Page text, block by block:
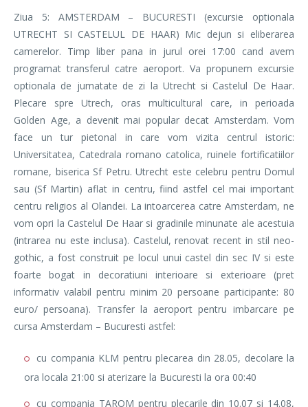
Ziua 5: AMSTERDAM – BUCURESTI (excursie optionala
UTRECHT SI CASTELUL DE HAAR) Mic dejun si eliberarea
camerelor. Timp liber pana in jurul orei 17:00 cand avem
programat transferul catre aeroport. Va propunem excursie
optionala de jumatate de zi la Utrecht si Castelul De Haar.
Plecare spre Utrech, oras multicultural care, in perioada
Golden Age, a devenit mai popular decat Amsterdam. Vom
face un tur pietonal in care vom vizita centrul istoric:
Universitatea, Catedrala romano catolica, ruinele fortificatiilor
romane, biserica Sf Petru. Utrecht este celebru pentru Domul
sau (Sf Martin) aflat in centru, fiind astfel cel mai important
centru religios al Olandei. La intoarcerea catre Amsterdam, ne
vom opri la Castelul De Haar si gradinile minunate ale acestuia
(intrarea nu este inclusa). Castelul, renovat recent in stil neo-
gothic, a fost construit pe locul unui castel din sec IV si este
foarte bogat in decoratiuni interioare si exterioare (pret
informativ valabil pentru minim 20 persoane participante: 80
euro/ persoana). Transfer la aeroport pentru imbarcare pe
cursa Amsterdam – Bucuresti astfel:
cu compania KLM pentru plecarea din 28.05, decolare la
ora locala 21:00 si aterizare la Bucuresti la ora 00:40
cu compania TAROM pentru plecarile din 10.07 si 14.08,